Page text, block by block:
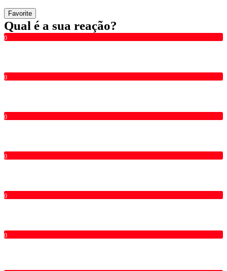
Favorite
Qual é a sua reação?
0
0
0
0
0
0